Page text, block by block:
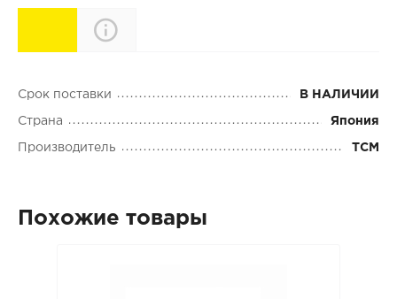
Характеристики
Срок поставки В НАЛИЧИИ
Страна Япония
Производитель TCM
Похожие товары